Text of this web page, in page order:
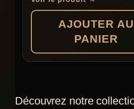
sur
du
AJOUTER AU
PANIER
Découvrez notre